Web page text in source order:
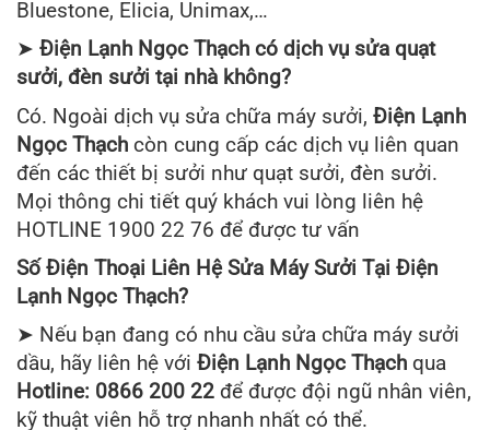
Bluestone, Elicia, Unimax,…
➤ Điện Lạnh Ngọc Thạch có dịch vụ sửa quạt
sưởi, đèn sưởi tại nhà không?
Có. Ngoài dịch vụ sửa chữa máy sưởi, Điện Lạnh
Ngọc Thạch còn cung cấp các dịch vụ liên quan
đến các thiết bị sưởi như quạt sưởi, đèn sưởi.
Mọi thông chi tiết quý khách vui lòng liên hệ
HOTLINE 1900 22 76 để được tư vấn
Số Điện Thoại Liên Hệ Sửa Máy Sưởi Tại Điện
Lạnh Ngọc Thạch?
➤ Nếu bạn đang có nhu cầu sửa chữa máy sưởi
dầu, hãy liên hệ với Điện Lạnh Ngọc Thạch qua
Hotline: 0866 200 22 để được đội ngũ nhân viên,
kỹ thuật viên hỗ trợ nhanh nhất có thể.